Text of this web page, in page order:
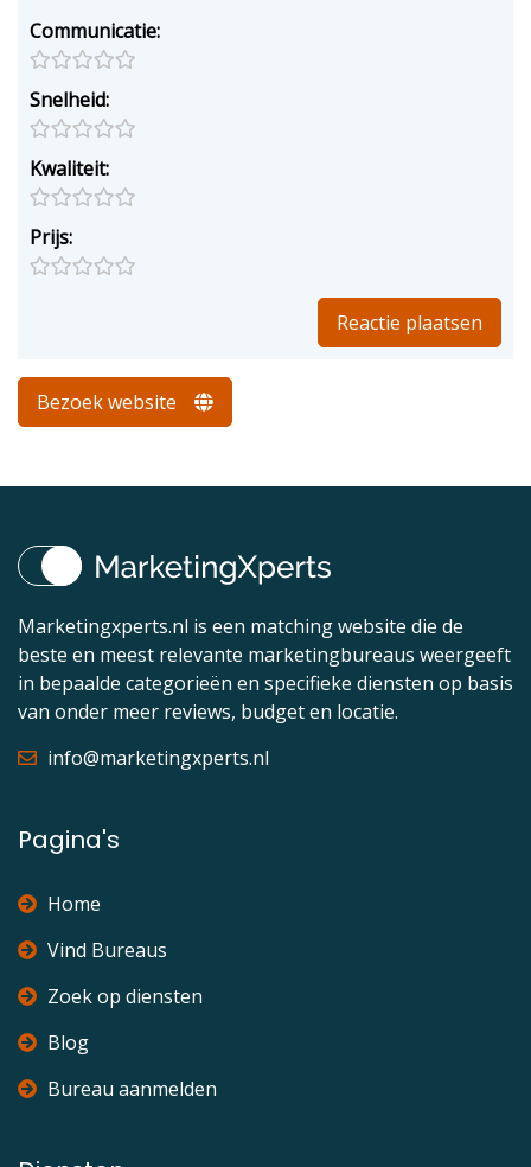
Communicatie:
Snelheid:
Kwaliteit:
Prijs:
Bezoek website
Marketingxperts.nl is een matching website die de
beste en meest relevante marketingbureaus weergeeft
in bepaalde categorieën en specifieke diensten op basis
van onder meer reviews, budget en locatie.
info@marketingxperts.nl
Pagina's
Home
Vind Bureaus
Zoek op diensten
Blog
Bureau aanmelden